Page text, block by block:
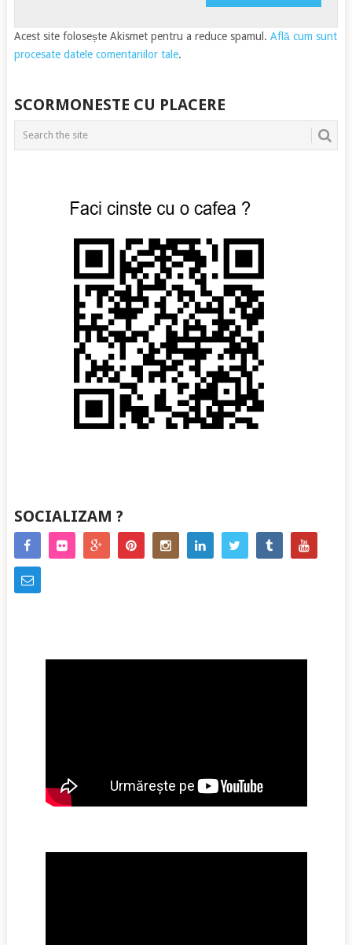
Acest site folosește Akismet pentru a reduce spamul. Află cum sunt
procesate datele comentariilor tale.
SCORMONESTE CU PLACERE
SOCIALIZAM ?